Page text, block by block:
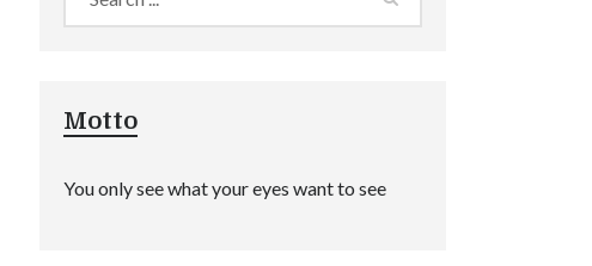
Motto
You only see what your eyes want to see